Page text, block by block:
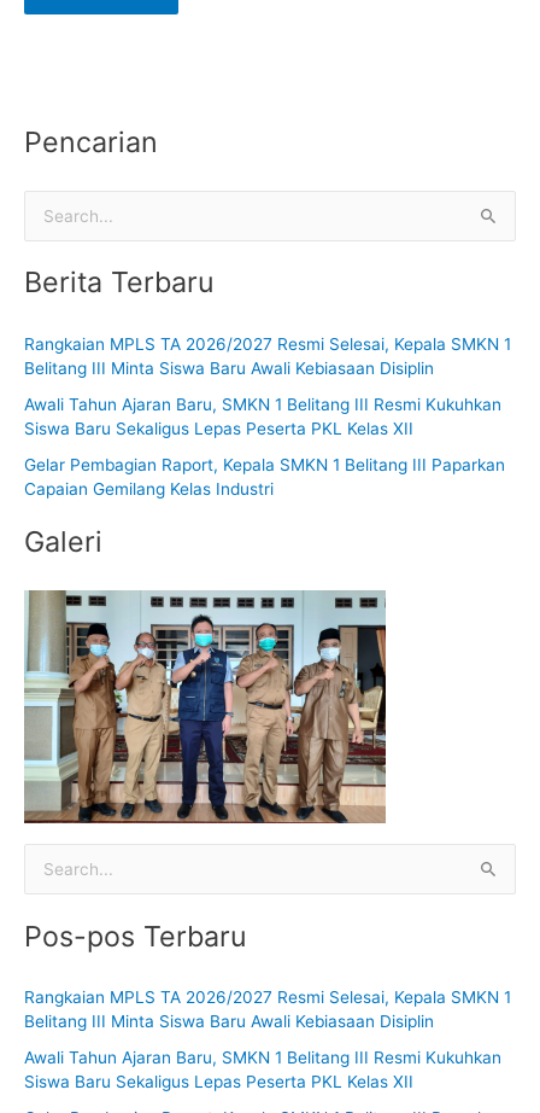
Pencarian
u
t
k
Berita Terbaru
Rangkaian MPLS TA 2026/2027 Resmi Selesai, Kepala SMKN 1
Belitang III Minta Siswa Baru Awali Kebiasaan Disiplin
Awali Tahun Ajaran Baru, SMKN 1 Belitang III Resmi Kukuhkan
Siswa Baru Sekaligus Lepas Peserta PKL Kelas XII
Gelar Pembagian Raport, Kepala SMKN 1 Belitang III Paparkan
Capaian Gemilang Kelas Industri
Galeri
u
t
Pos-pos Terbaru
Rangkaian MPLS TA 2026/2027 Resmi Selesai, Kepala SMKN 1
Belitang III Minta Siswa Baru Awali Kebiasaan Disiplin
Awali Tahun Ajaran Baru, SMKN 1 Belitang III Resmi Kukuhkan
Siswa Baru Sekaligus Lepas Peserta PKL Kelas XII